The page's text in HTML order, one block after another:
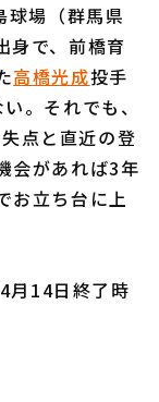
場（群馬県
身で、前橋育
高橋光成投手
。それでも、
点と直近の登
会があれば3年
お立ち台に上
月14日終了時